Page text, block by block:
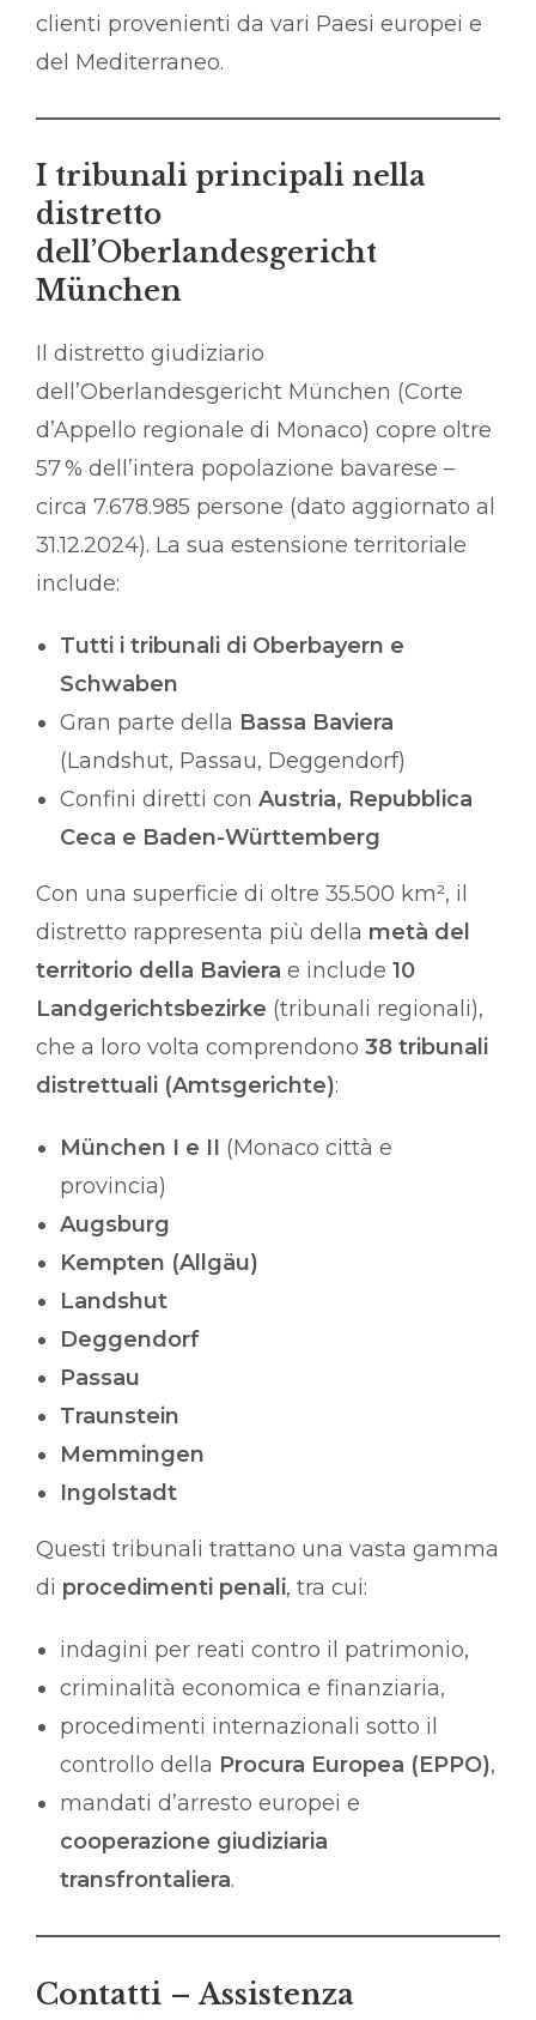
clienti provenienti da vari Paesi europei e
del Mediterraneo.
I tribunali principali nella
distretto
dell’Oberlandesgericht
München
Il distretto giudiziario
dell’Oberlandesgericht München (Corte
d’Appello regionale di Monaco) copre oltre
57 % dell’intera popolazione bavarese –
circa 7.678.985 persone (dato aggiornato al
31.12.2024). La sua estensione territoriale
include:
Tutti i tribunali di Oberbayern e
Schwaben
Gran parte della Bassa Baviera
(Landshut, Passau, Deggendorf)
Confini diretti con Austria, Repubblica
Ceca e Baden-Württemberg
Con una superficie di oltre 35.500 km², il
distretto rappresenta più della metà del
territorio della Baviera e include 10
Landgerichtsbezirke (tribunali regionali),
che a loro volta comprendono 38 tribunali
distrettuali (Amtsgerichte):
München I e II (Monaco città e
provincia)
Augsburg
Kempten (Allgäu)
Landshut
Deggendorf
Passau
Traunstein
Memmingen
Ingolstadt
Questi tribunali trattano una vasta gamma
di procedimenti penali, tra cui:
indagini per reati contro il patrimonio,
criminalità economica e finanziaria,
procedimenti internazionali sotto il
controllo della Procura Europea (EPPO),
mandati d’arresto europei e
cooperazione giudiziaria
transfrontaliera.
Contatti – Assistenza